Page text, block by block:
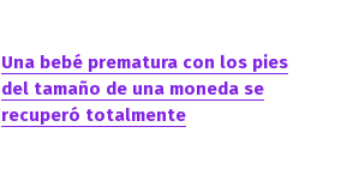
Una bebé prematura con los pies
del tamaño de una moneda se
recuperó totalmente